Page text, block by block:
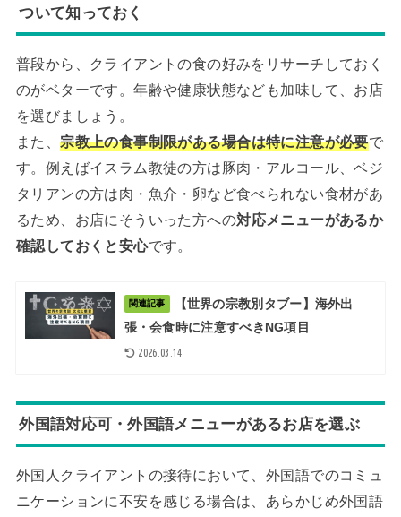
ついて知っておく
普段から、クライアントの食の好みをリサーチしておく
のがベターです。年齢や健康状態なども加味して、お店
を選びましょう。
また、宗教上の食事制限がある場合は特に注意が必要で
す。例えばイスラム教徒の方は豚肉・アルコール、ベジ
タリアンの方は肉・魚介・卵など食べられない食材があ
るため、お店にそういった方への対応メニューがあるか
確認しておくと安心です。
関連記事
【世界の宗教別タブー】海外出
張・会食時に注意すべきNG項目
2026.03.14
外国語対応可・外国語メニューがあるお店を選ぶ
外国人クライアントの接待において、外国語でのコミュ
ニケーションに不安を感じる場合は、あらかじめ外国語